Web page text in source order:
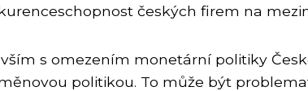
českých firem na
s omezením monetární politiky
politikou. To může být